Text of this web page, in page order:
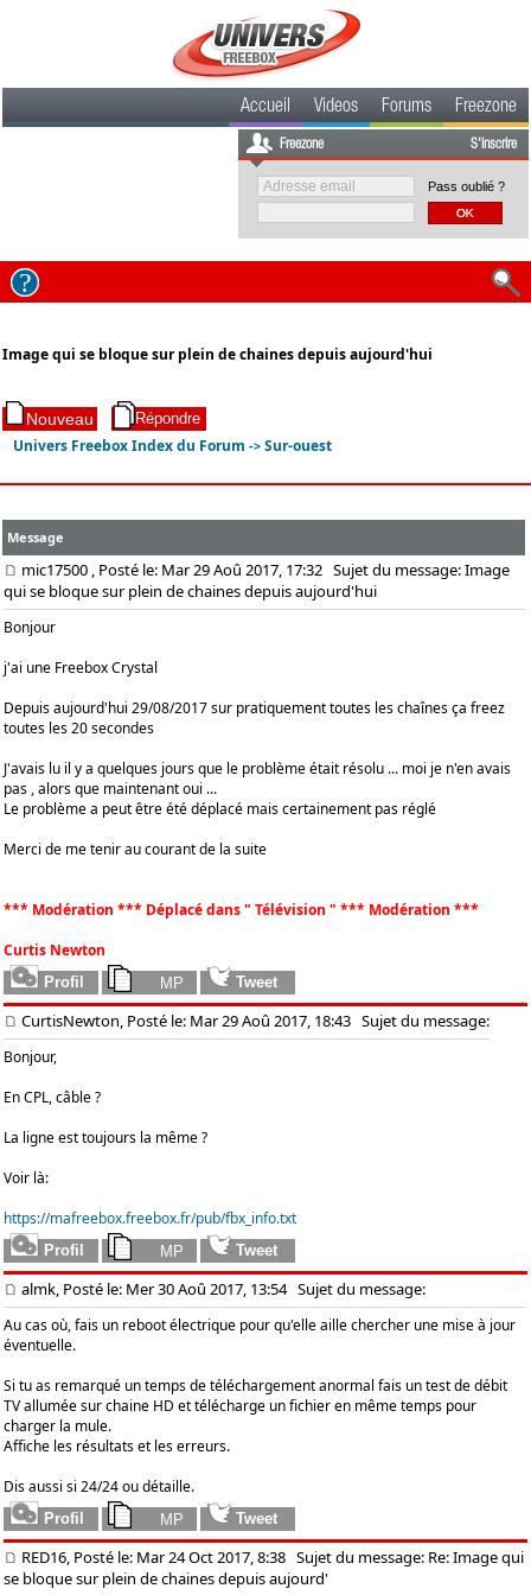
Accueil Videos Forums Freezone
Freezone S'inscrire
Pass oublié ?
Image qui se bloque sur plein de chaines depuis aujourd'hui
Univers Freebox Index du Forum ->Sur-ouest
Message
mic17500 , Posté le: Mar 29 Aoû 2017, 17:32 Sujet du message: Image
qui se bloque sur plein de chaines depuis aujourd'hui
Bonjour
j'ai une Freebox Crystal
Depuis aujourd'hui 29/08/2017 sur pratiquement toutes les chaînes ça freez
toutes les 20 secondes
J'avais lu il y a quelques jours que le problème était résolu ... moi je n'en avais
pas , alors que maintenant oui ...
Le problème a peut être été déplacé mais certainement pas réglé
Merci de me tenir au courant de la suite
*** Modération *** Déplacé dans " Télévision " *** Modération ***
Curtis Newton
CurtisNewton, Posté le: Mar 29 Aoû 2017, 18:43 Sujet du message:
Bonjour,
En CPL, câble ?
La ligne est toujours la même ?
Voir là:
https://mafreebox.freebox.fr/pub/fbx_info.txt
almk, Posté le: Mer 30 Aoû 2017, 13:54Sujet du message:
Au cas où, fais un reboot électrique pour qu'elle aille chercher une mise à jour
éventuelle.
Si tu as remarqué un temps de téléchargement anormal fais un test de débit
TV allumée sur chaine HD et télécharge un fichier en même temps pour
charger la mule.
Affiche les résultats et les erreurs.
Dis aussi si 24/24 ou détaille.
RED16, Posté le: Mar 24 Oct 2017, 8:38 Sujet du message: Re: Image qui
se bloque sur plein de chaines depuis aujourd'